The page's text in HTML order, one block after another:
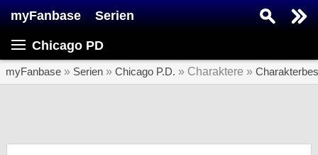
myFanbase Serien
Chicago PD
myFanbase » Serien » Chicago P.D. » Charaktere »
SERIEN